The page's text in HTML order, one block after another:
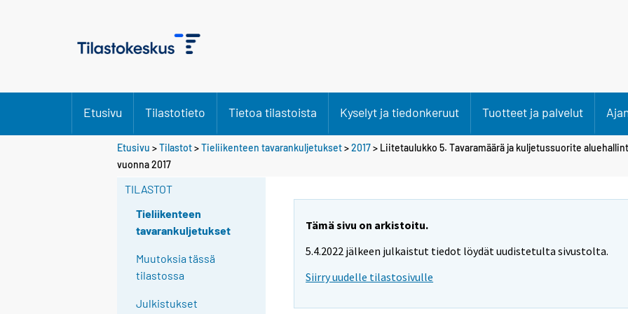
Etusivu Tilastotieto Tietoa tilastoista Kyselyt ja tiedonkeruut Tuotteet ja palvelut
Etusivu >Tilastot>Tieliikenteen tavarankuljetukset>2017> Liitetaulukko 5. Tavaramäärä ja kuljetussuorite
vuonna 2017
TILASTOT
Tieliikenteen
tavarankuljetukset
Muutoksia tässä
tilastossa
Julkistukset
Tämä sivu on arkistoitu.
5.4.2022 jälkeen julkaistut tiedot löydät uudistetulta sivustolta.
Siirry uudelle tilastosivulle